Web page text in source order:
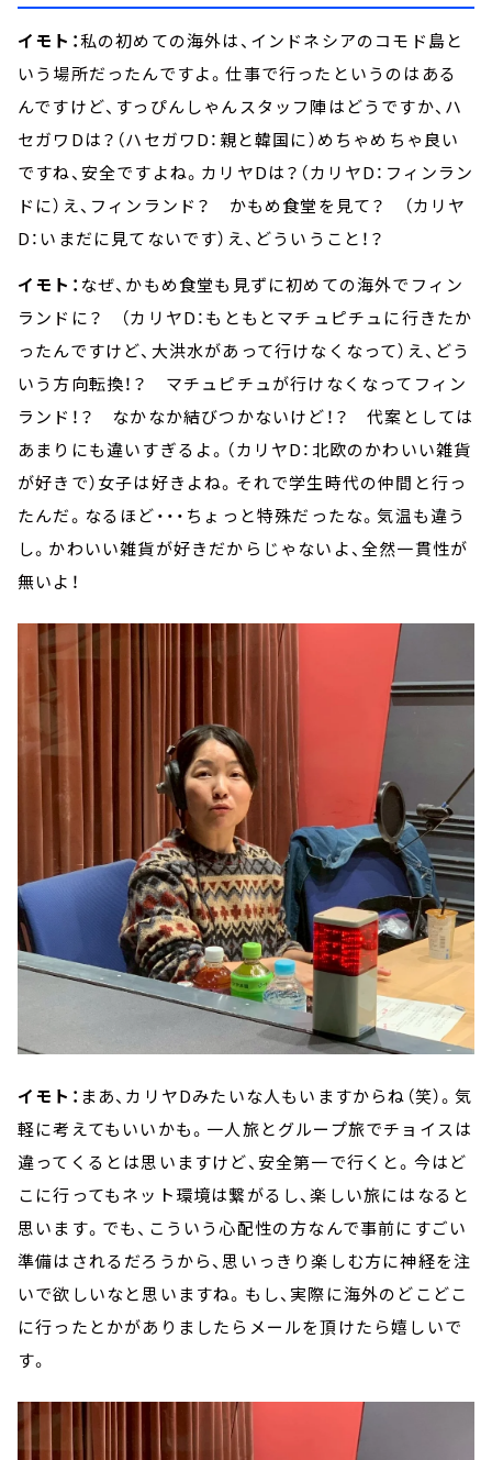
イモト：私の初めての海外は、インドネシアのコモド島と
いう場所だったんですよ。仕事で行ったというのはある
んですけど、すっぴんしゃんスタッフ陣はどうですか、ハ
セガワDは？（ハセガワD：親と韓国に）めちゃめちゃ良い
ですね、安全ですよね。カリヤDは？（カリヤD：フィンラン
ドに）え、フィンランド？ かもめ食堂を見て？ （カリヤ
D：いまだに見てないです）え、どういうこと！？
イモト： なぜ、かもめ食堂も見ずに初めての海外でフィン
ランドに？ （カリヤD：もともとマチュピチュに行きたか
ったんですけど、大洪水があって行けなくなって）え、どう
いう方向転換！？ マチュピチュが行けなくなってフィン
ランド！？ なかなか結びつかないけど！？ 代案としては
あまりにも違いすぎるよ。（カリヤD：北欧のかわいい雑貨
が好きで）女子は好きよね。それで学生時代の仲間と行っ
たんだ。なるほど・・・ちょっと特殊だったな。気温も違う
し。かわいい雑貨が好きだからじゃないよ、全然一貫性が
無いよ！
イモト： まあ、カリヤDみたいな人もいますからね（笑）。気
軽に考えてもいいかも。一人旅とグループ旅でチョイスは
違ってくるとは思いますけど、安全第一で行くと。今はど
こに行ってもネット環境は繋がるし、楽しい旅にはなると
思います。でも、こういう心配性の方なんで事前にすごい
準備はされるだろうから、思いっきり楽しむ方に神経を注
いで欲しいなと思いますね。もし、実際に海外のどこどこ
に行ったとかがありましたらメールを頂けたら嬉しいで
す。